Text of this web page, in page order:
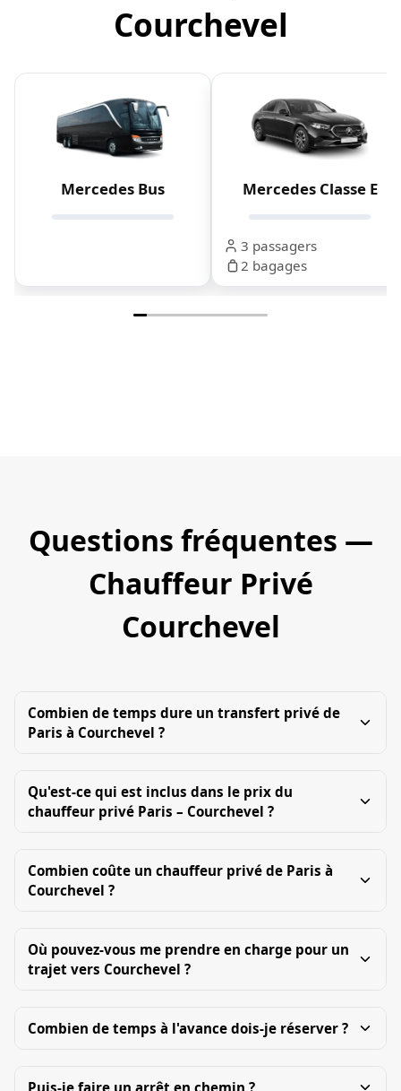
Courchevel
Mercedes Bus Mercedes Classe E
3 passagers
2 bagages
Questions fréquentes —
Chauffeur Privé
Courchevel
Combien de temps dure un transfert privé de
Paris à Courchevel ?
Qu'est-ce qui est inclus dans le prix du
chauffeur privé Paris – Courchevel ?
Combien coûte un chauffeur privé de Paris à
Courchevel ?
Où pouvez-vous me prendre en charge pour un
trajet vers Courchevel ?
Combien de temps à l'avance dois-je réserver ?
Puis-je faire un arrêt en chemin ?